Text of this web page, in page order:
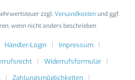
zzgl.Versandkostenund ggf.
wenn nicht anders beschrieben
Händler-Login
Impressum
Widerrufsformular
Zahlungsmöglichkeiten